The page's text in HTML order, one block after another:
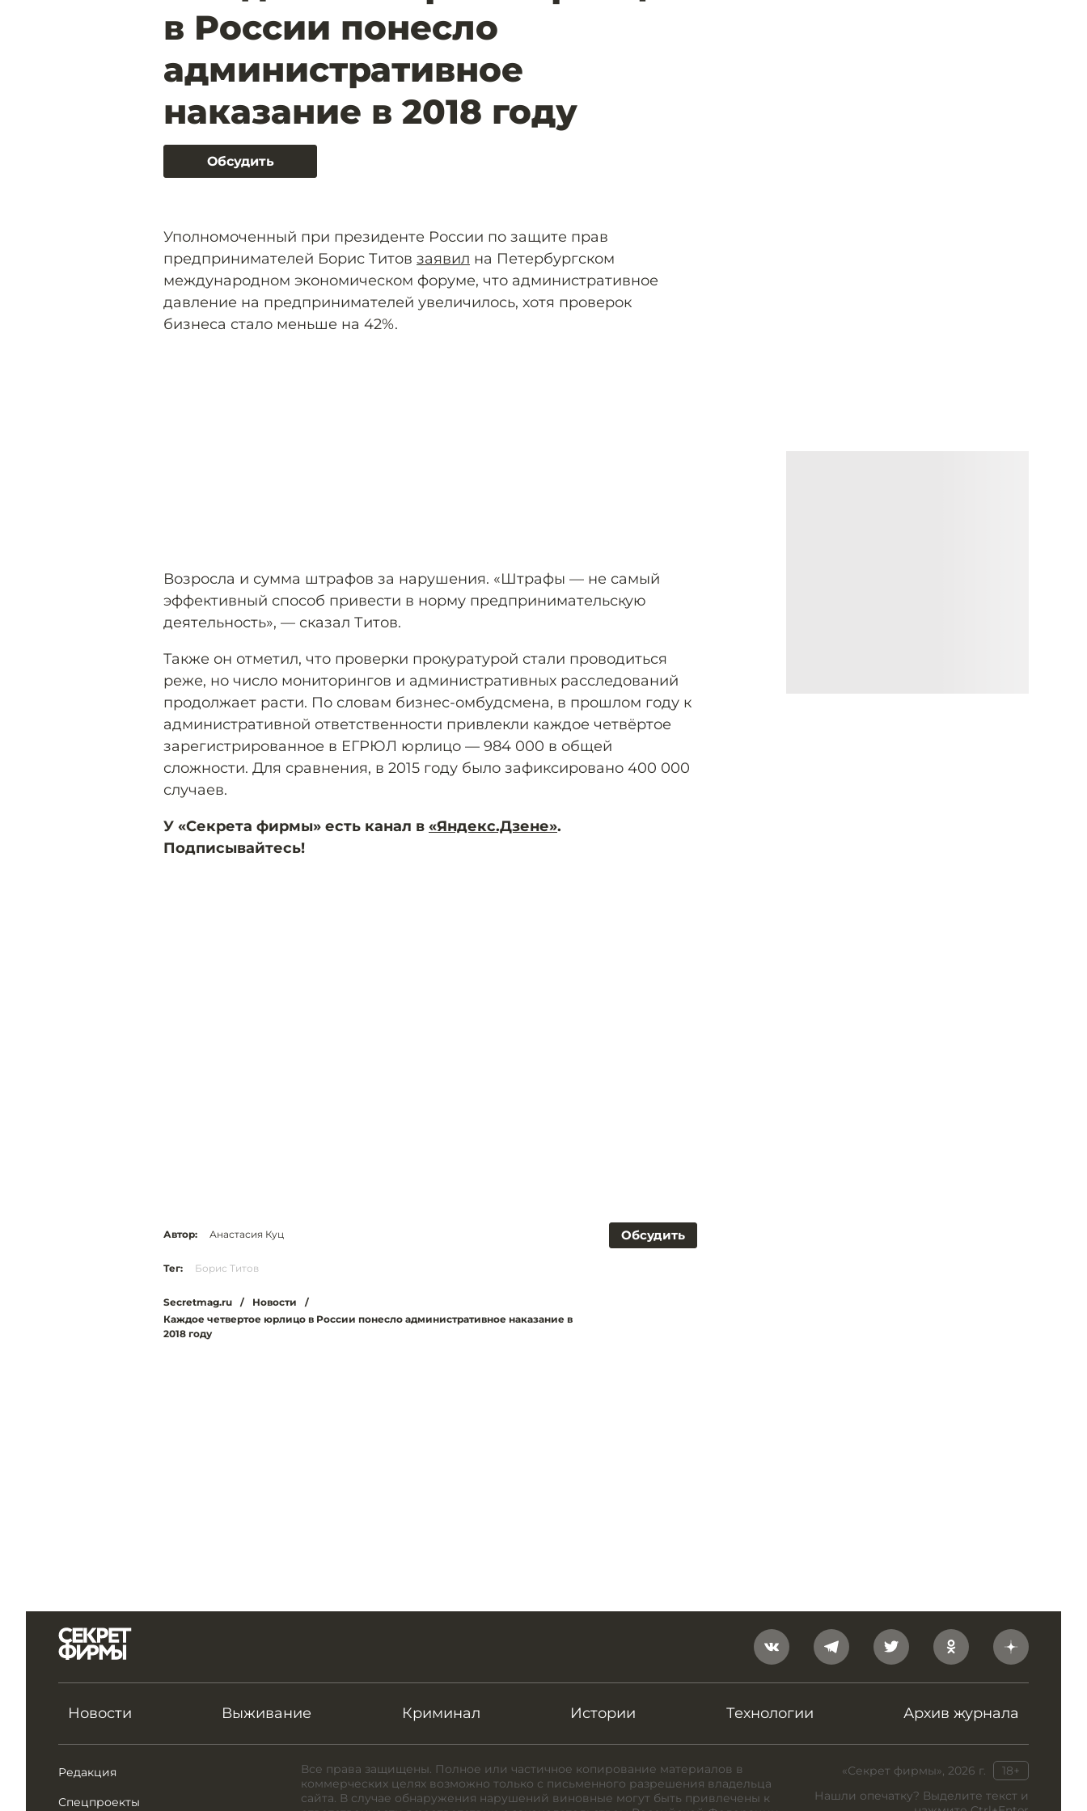
в России понесло
административное
наказание в 2018 году
Обсудить
Уполномоченный при президенте России по защите прав
предпринимателей Борис Титов заявил на Петербургском
международном экономическом форуме, что административное
давление на предпринимателей увеличилось, хотя проверок
бизнеса стало меньше на 42%.
Возросла и сумма штрафов за нарушения. «Штрафы — не самый
эффективный способ привести в норму предпринимательскую
деятельность», — сказал Титов.
Также он отметил, что проверки прокуратурой стали проводиться
реже, но число мониторингов и административных расследований
продолжает расти. По словам бизнес-омбудсмена, в прошлом году к
административной ответственности привлекли каждое четвёртое
зарегистрированное в ЕГРЮЛ юрлицо — 984 000 в общей
сложности. Для сравнения, в 2015 году было зафиксировано 400 000
случаев.
У «Секрета фирмы» есть канал в «Яндекс.Дзене».
Подписывайтесь!
Обсудить
Автор: Анастасия Куц
Тег: Борис Титов
Secretmag.ru / Новости
/
Каждое четвертое юрлицо в России понесло административное наказание в
2018 году
Новости Выживание Криминал Истории Технологии Архив журнала
Редакция
Спецпроекты
«Секрет фирмы», 2026 г.
18+
Нашли опечатку? Выделите текст и
Все права защищены. Полное или частичное копирование материалов в
коммерческих целях возможно только с письменного разрешения владельца
сайта. В случае обнаружения нарушений виновные могут быть привлечены к